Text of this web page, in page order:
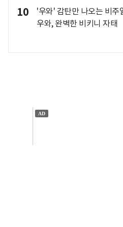
10
'우와' 감탄만 나오는 비
우와, 완벽한 비키니 자태